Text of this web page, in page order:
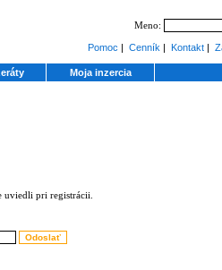
Meno:
Pomoc | Cenník | Kontakt |
Moja inzercia
uviedli pri registrácii.